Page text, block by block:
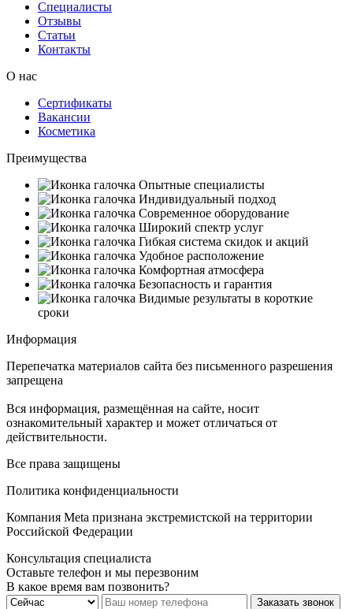
Специалисты
Отзывы
Статьи
Контакты
О нас
Сертификаты
Вакансии
Косметика
Преимущества
Опытные специалисты
Индивидуальный подход
Современное оборудование
Широкий спектр услуг
Гибкая система скидок и акций
Удобное расположение
Комфортная атмосфера
Безопасность и гарантия
Видимые результаты в короткие
сроки
Информация
Перепечатка материалов сайта без письменного разрешения
запрещена
Вся информация, размещённая на сайте, носит
ознакомительный характер и может отличаться от
действительности.
Все права защищены
Политика конфиденциальности
Компания Meta признана экстремистской на территории
Российской Федерации
Консультация специалиста
Оставьте телефон и мы перезвоним
В какое время вам позвонить?
Заказать звонок